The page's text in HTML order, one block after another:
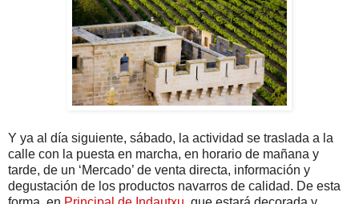
Y ya al día siguiente, sábado, la actividad se traslada a la
calle con la puesta en marcha, en horario de mañana y
tarde, de un ‘Mercado’ de venta directa, información y
degustación de los productos navarros de calidad. De esta